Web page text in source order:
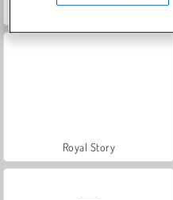
Farm Merge Valley
Royal Story